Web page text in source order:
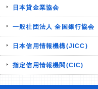
日本貸金業協会
一般社団法人 全国銀行協会
日本信用情報機構(JICC)
指定信用情報機関(CIC)